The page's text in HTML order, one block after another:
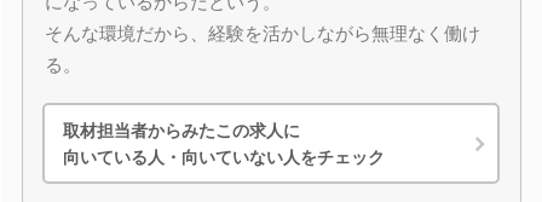
そんな環境だから、経験を活かしながら無理なく働け
る。
取材担当者からみたこの求人に
向いている人・向いていない人をチェック